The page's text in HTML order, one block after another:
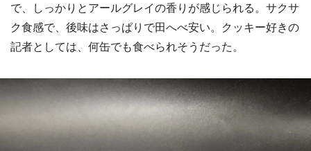
で、しっかりとアールグレイの香りが感じられる。サクサ
ク食感で、後味はさっぱりで田へべ安い。クッキー好きの
記者としては、何缶でも食べられそうだった。